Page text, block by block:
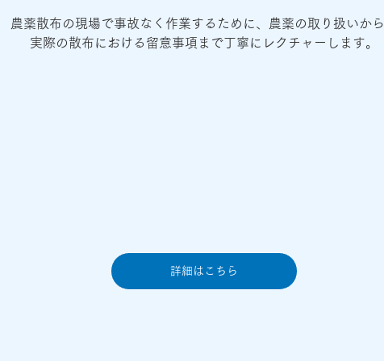
農薬散布の現場で事故なく作業するために、農薬の取り扱いか
実際の散布における留意事項まで丁寧にレクチャーします。
詳細はこちら